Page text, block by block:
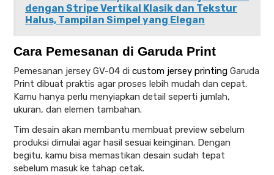
dengan Stripe Vertikal Klasik dan Tekstur
Halus, Tampilan Simpel yang Elegan
Cara Pemesanan di Garuda Print
Pemesanan jersey GV-04 di custom jersey printing Garuda
Print dibuat praktis agar proses lebih mudah dan cepat.
Kamu hanya perlu menyiapkan detail seperti jumlah,
ukuran, dan elemen tambahan.
Tim desain akan membantu membuat preview sebelum
produksi dimulai agar hasil sesuai keinginan. Dengan
begitu, kamu bisa memastikan desain sudah tepat
sebelum masuk ke tahap cetak.